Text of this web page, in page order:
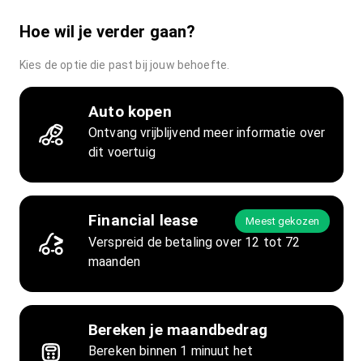
Hoe wil je verder gaan?
Kies de optie die past bij jouw behoefte.
Auto kopen
Ontvang vrijblijvend meer informatie over
dit voertuig
Financial lease Meest gekozen
Verspreid de betaling over 12 tot 72
maanden
Bereken je maandbedrag
Bereken binnen 1 minuut het